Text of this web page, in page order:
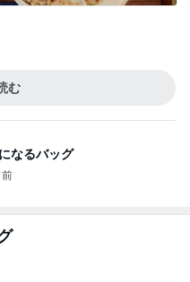
む
なるバッグ
前